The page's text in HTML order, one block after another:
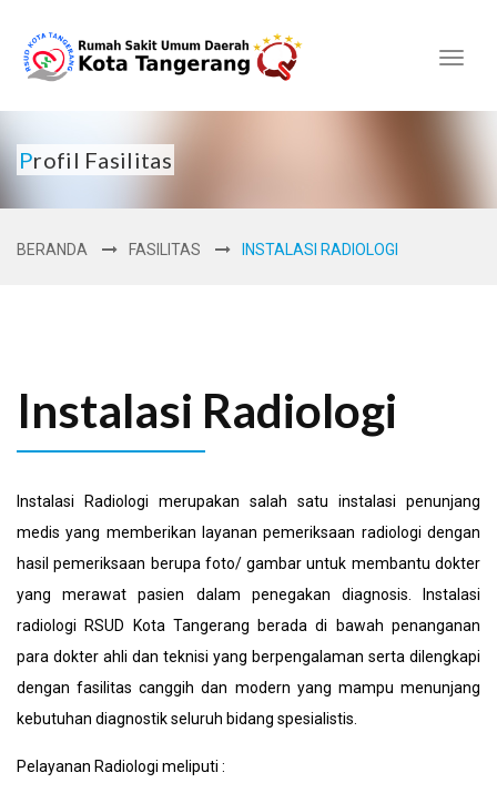
Toggle
Profil Fasilitas
BERANDA FASILITAS INSTALASI RADIOLOGI
Instalasi Radiologi
Instalasi Radiologi merupakan salah satu instalasi penunjang
medis yang memberikan layanan pemeriksaan radiologi dengan
hasil pemeriksaan berupa foto/ gambar untuk membantu dokter
yang merawat pasien dalam penegakan diagnosis. Instalasi
radiologi RSUD Kota Tangerang berada di bawah penanganan
para dokter ahli dan teknisi yang berpengalaman serta dilengkapi
dengan fasilitas canggih dan modern yang mampu menunjang
kebutuhan diagnostik seluruh bidang spesialistis.
Pelayanan Radiologi meliputi :